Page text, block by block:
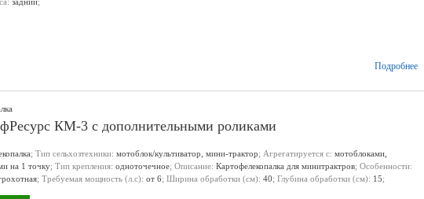
Подробнее
КМ-3 с дополнительными роликами
; Тип сельхозтехники: мотоблок/культиватор, мини-трактор; Агрегатируется с: мотоблоками,
на 1 точку; Тип крепления: одноточечное; Описание: Картофелекопалка для минитрактров; Особенности:
; Требуемая мощность (л.с): от 6; Ширина обработки (см): 40; Глубина обработки (см): 15;